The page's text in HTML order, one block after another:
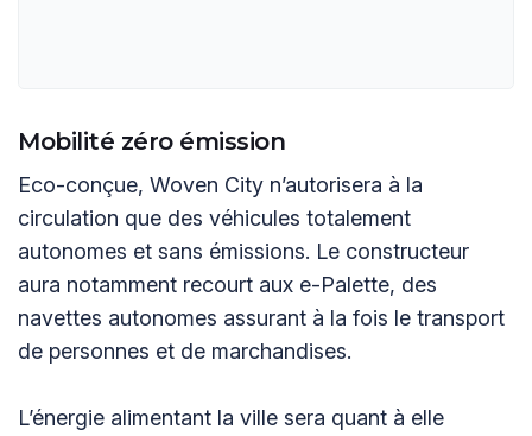
Mobilité zéro émission
Eco-conçue, Woven City n’autorisera à la
circulation que des véhicules totalement
autonomes et sans émissions. Le constructeur
aura notamment recourt aux e-Palette, des
navettes autonomes assurant à la fois le transport
de personnes et de marchandises.
L’énergie alimentant la ville sera quant à elle